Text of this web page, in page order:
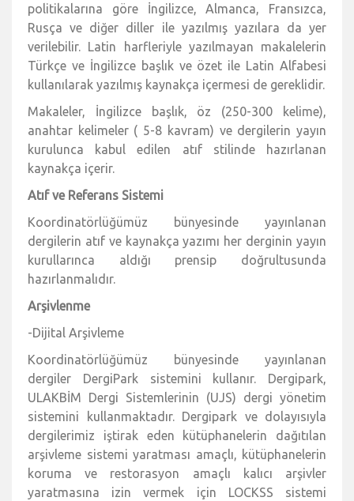
politikalarına göre İngilizce, Almanca, Fransızca,
Rusça ve diğer diller ile yazılmış yazılara da yer
verilebilir. Latin harfleriyle yazılmayan makalelerin
Türkçe ve İngilizce başlık ve özet ile Latin Alfabesi
kullanılarak yazılmış kaynakça içermesi de gereklidir.
Makaleler, İngilizce başlık, öz (250-300 kelime),
anahtar kelimeler ( 5-8 kavram) ve dergilerin yayın
kurulunca kabul edilen atıf stilinde hazırlanan
kaynakça içerir.
Atıf ve Referans Sistemi
Koordinatörlüğümüz bünyesinde yayınlanan
dergilerin atıf ve kaynakça yazımı her derginin yayın
kurullarınca aldığı prensip doğrultusunda
hazırlanmalıdır.
Arşivlenme
-Dijital Arşivleme
Koordinatörlüğümüz bünyesinde yayınlanan
dergiler DergiPark sistemini kullanır. Dergipark,
ULAKBİM Dergi Sistemlerinin (UJS) dergi yönetim
sistemini kullanmaktadır. Dergipark ve dolayısıyla
dergilerimiz iştirak eden kütüphanelerin dağıtılan
arşivleme sistemi yaratması amaçlı, kütüphanelerin
koruma ve restorasyon amaçlı kalıcı arşivler
yaratmasına izin vermek için LOCKSS sistemi